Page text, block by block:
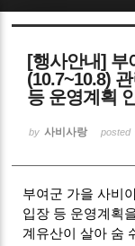
[행사안내] 부
(10.7~10.8)
등 운영계획
by 사비사랑 posted
부여군 가을 사비
입장 등 운영계획
계유산이 살아 숨